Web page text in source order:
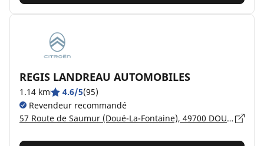
REGIS LANDREAU AUTOMOBILES
1.14 km 4.6/5(95)
Revendeur recommandé
57 Route de Saumur (Doué-La-Fontaine), 49700 DOUÉ-EN-ANJOU